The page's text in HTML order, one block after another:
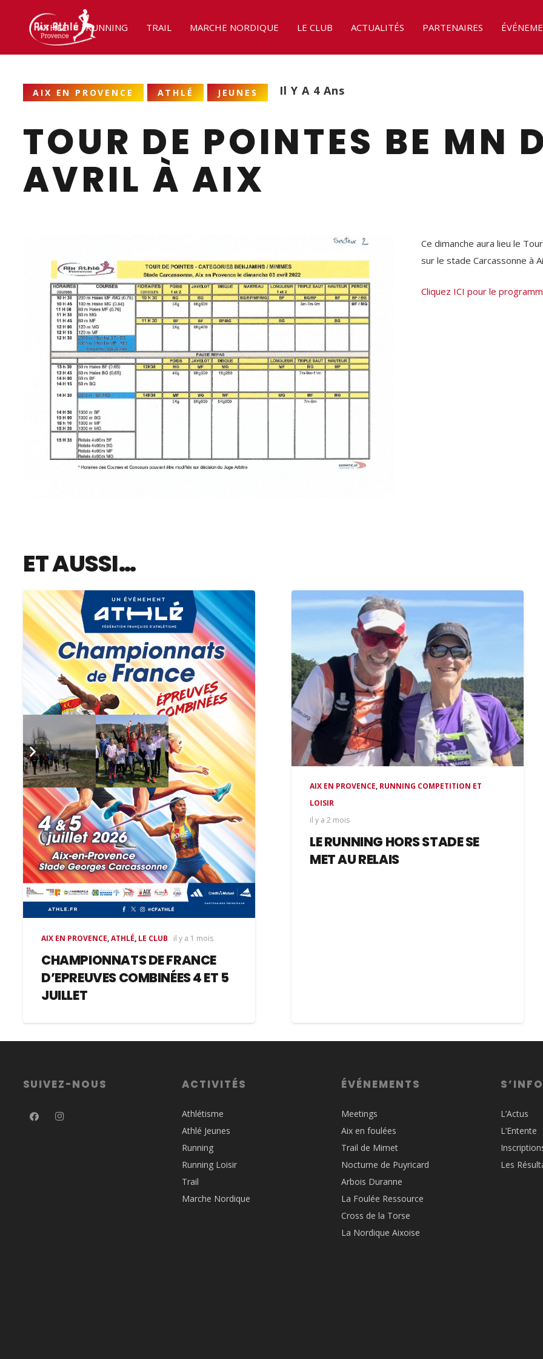
ATHLÉ RUNNING TRAIL MARCHE NORDIQUE LE CLUB ACTUALITÉS PARTENAIRES
AIX EN PROVENCE ATHLÉ JEUNES Il Y A 4 Ans
TOUR DE POINTES BE MN
AVRIL À AIX
Ce dimanche aura lieu le
sur le stade Carcassonne à
Cliquez ICI pour le
ET AUSSI…
AIX EN PROVENCE,ATHLÉ, LE CLUB il y a 1 mois
CHAMPIONNATS DE FRANCE
D’EPREUVES COMBINÉES 4 ET 5
JUILLET
AIX EN PROVENCE, RUNNING COMPETITION ET
LOISIR
il y a 2 mois
LE RUNNING HORS STADE SE
MET AU RELAIS
SUIVEZ-NOUS ACTIVITÉS
Athlétisme
Athlé Jeunes
Running
Running Loisir
Trail
Marche Nordique
ÉVÉNEMENTS
Meetings
Aix en foulées
Trail de Mimet
Nocturne de Puyricard
Arbois Duranne
La Foulée Ressource
Cross de la Torse
La Nordique Aixoise
L’Actus
L’Entente
Les